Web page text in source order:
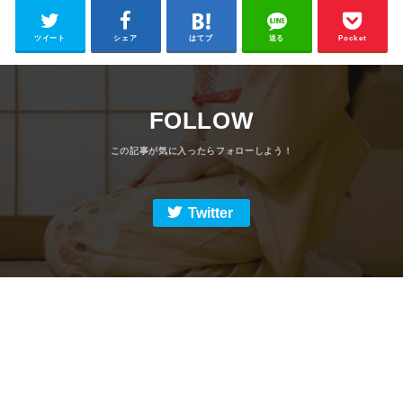
ツイート シェア はてブ 送る Pocket
FOLLOW
Twitter